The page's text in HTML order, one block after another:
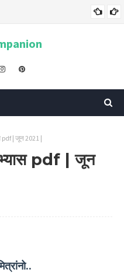
pdf | जून 2021 |
pdf | जून